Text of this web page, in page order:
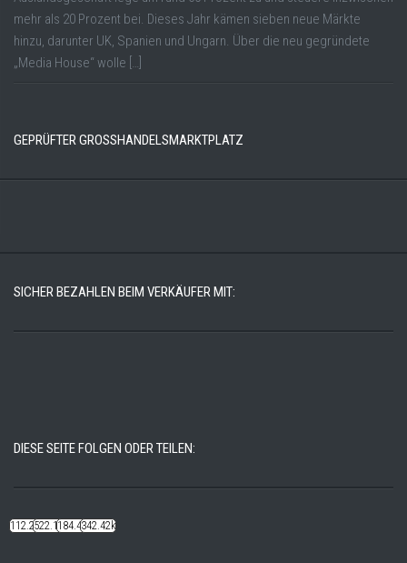
mehr als 20 Prozent bei. Dieses Jahr kämen sieben neue Märkte
hinzu, darunter UK, Spanien und Ungarn. Über die neu gegründete
„Media House“ wolle […]
GEPRÜFTER GROSSHANDELSMARKTPLATZ
SICHER BEZAHLEN BEIM VERKÄUFER MIT:
DIESE SEITE FOLGEN ODER TEILEN:
112.22k522.14k184.48k342.42k